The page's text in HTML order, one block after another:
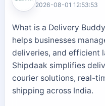
2026-08-01 12:53:53
What is a Delivery
helps businesses
deliveries, and efficient
Shipdaak simplifies
courier solutions, real-
shipping across India.